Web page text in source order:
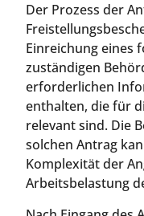
Der Prozess der
Einreichung eines
zuständigen
erforderlichen
enthalten, die für
relevant sind. Die
solchen Antrag
Komplexität der
Arbeitsbelastung